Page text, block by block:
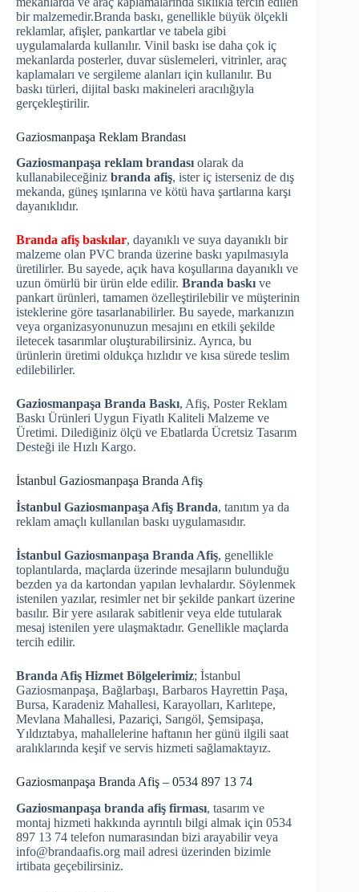
bir malzemedir.Branda baskı, genellikle büyük ölçekli
reklamlar, afişler, pankartlar ve tabela gibi
uygulamalarda kullanılır. Vinil baskı ise daha çok iç
mekanlarda posterler, duvar süslemeleri, vitrinler, araç
kaplamaları ve sergileme alanları için kullanılır. Bu
baskı türleri, dijital baskı makineleri aracılığıyla
gerçekleştirilir.
Gaziosmanpaşa Reklam Brandası
Gaziosmanpaşa reklam brandası olarak da
kullanabileceğiniz branda afiş, ister iç isterseniz de dış
mekanda, güneş ışınlarına ve kötü hava şartlarına karşı
dayanıklıdır.
Branda afiş baskılar, dayanıklı ve suya dayanıklı bir
malzeme olan PVC branda üzerine baskı yapılmasıyla
üretilirler. Bu sayede, açık hava koşullarına dayanıklı ve
uzun ömürlü bir ürün elde edilir. Branda baskı ve
pankart ürünleri, tamamen özelleştirilebilir ve müşterinin
isteklerine göre tasarlanabilirler. Bu sayede, markanızın
veya organizasyonunuzun mesajını en etkili şekilde
iletecek tasarımlar oluşturabilirsiniz. Ayrıca, bu
ürünlerin üretimi oldukça hızlıdır ve kısa sürede teslim
edilebilirler.
Gaziosmanpaşa Branda Baskı, Afiş, Poster Reklam
Baskı Ürünleri Uygun Fiyatlı Kaliteli Malzeme ve
Üretimi. Dilediğiniz ölçü ve Ebatlarda Ücretsiz Tasarım
Desteği ile Hızlı Kargo.
İstanbul Gaziosmanpaşa Branda Afiş
İstanbul Gaziosmanpaşa Afiş Branda, tanıtım ya da
reklam amaçlı kullanılan baskı uygulamasıdır.
İstanbul Gaziosmanpaşa Branda Afiş, genellikle
toplantılarda, maçlarda üzerinde mesajların bulunduğu
bezden ya da kartondan yapılan levhalardır. Söylenmek
istenilen yazılar, resimler net bir şekilde pankart üzerine
basılır. Bir yere asılarak sabitlenir veya elde tutularak
mesaj istenilen yere ulaşmaktadır. Genellikle maçlarda
tercih edilir.
Branda Afiş Hizmet Bölgelerimiz; İstanbul
Gaziosmanpaşa, Bağlarbaşı, Barbaros Hayrettin Paşa,
Bursa, Karadeniz Mahallesi, Karayolları, Karlıtepe,
Mevlana Mahallesi, Pazariçi, Sarıgöl, Şemsipaşa,
Yıldıztabya, mahallelerine haftanın her günü ilgili saat
aralıklarında keşif ve servis hizmeti sağlamaktayız.
Gaziosmanpaşa Branda Afiş – 0534 897 13 74
Gaziosmanpaşa branda afiş firması, tasarım ve
montaj hizmeti hakkında ayrıntılı bilgi almak için 0534
897 13 74 telefon numarasından bizi arayabilir veya
info@brandaafis.org mail adresi üzerinden bizimle
irtibata geçebilirsiniz.